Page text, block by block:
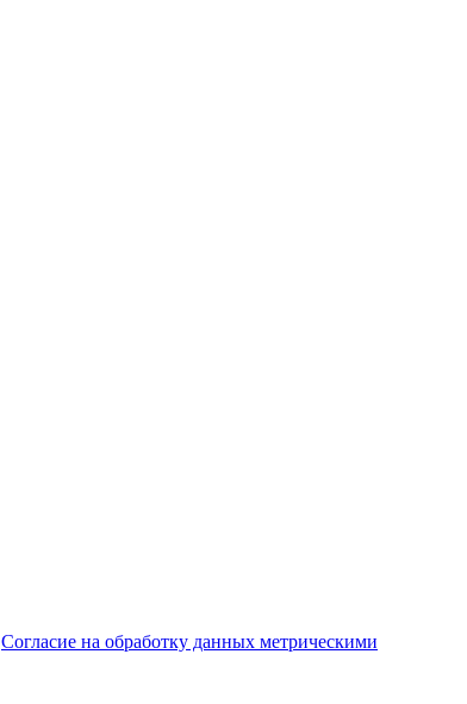
Согласие на обработку данных метрическими